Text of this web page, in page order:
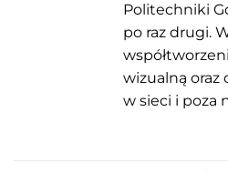
Politechniki
po raz drugi.
wizualną oraz
w sieci i poza